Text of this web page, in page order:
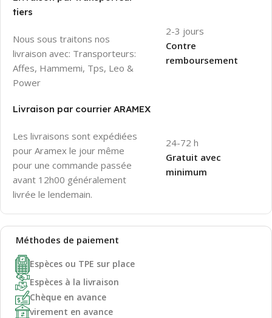
tiers
Nous sous traitons nos
livraison avec: Transporteurs:
Affes, Hammemi, Tps, Leo &
Power
2-3 jours
Contre
remboursement
Livraison par courrier ARAMEX
Les livraisons sont expédiées
pour Aramex le jour même
pour une commande passée
avant 12h00 généralement
livrée le lendemain.
24-72 h
Gratuit avec
minimum
Méthodes de paiement
Espèces ou TPE sur place
Espèces à la livraison
Chèque en avance
virement en avance